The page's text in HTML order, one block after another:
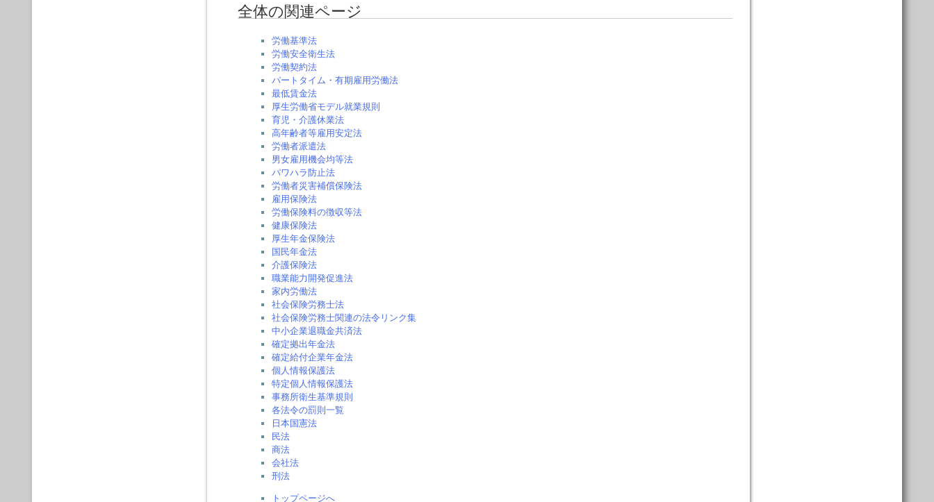
全体の関連ページ
労働基準法
労働安全衛生法
労働契約法
パートタイム・有期雇用労働法
最低賃金法
厚生労働省モデル就業規則
育児・介護休業法
高年齢者等雇用安定法
労働者派遣法
男女雇用機会均等法
パワハラ防止法
労働者災害補償保険法
雇用保険法
労働保険料の徴収等法
健康保険法
厚生年金保険法
国民年金法
介護保険法
職業能力開発促進法
家内労働法
社会保険労務士法
社会保険労務士関連の法令リンク集
中小企業退職金共済法
確定拠出年金法
確定給付企業年金法
個人情報保護法
特定個人情報保護法
事務所衛生基準規則
各法令の罰則一覧
日本国憲法
民法
商法
会社法
刑法
トップページへ